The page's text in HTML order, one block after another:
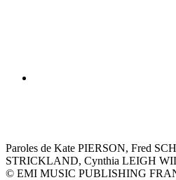
Paroles de Kate PIERSON, Fred
STRICKLAND, Cynthia LEIGH
© EMI MUSIC PUBLISHING